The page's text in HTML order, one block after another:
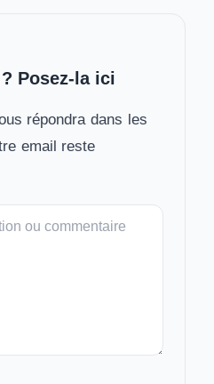
Posez-la ici
répondra dans les
email reste